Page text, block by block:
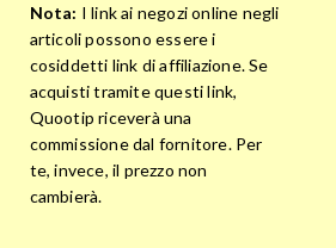
Nota: I link ai negozi online negli
articoli possono essere i
cosiddetti link di affiliazione. Se
acquisti tramite questi link,
Quootip riceverà una
commissione dal fornitore. Per
te, invece, il prezzo non
cambierà.